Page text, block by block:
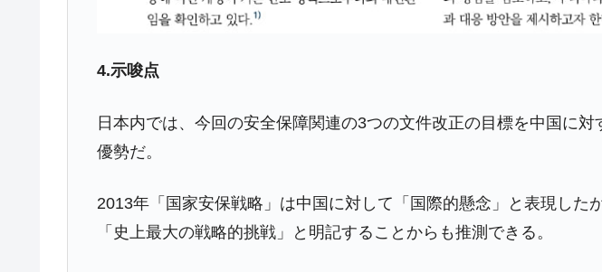
発表から2日で大崩壊、鳴かず飛ばずに終わりそうなスーパーリーグとは？
Fact1 甲子園通算本塁打、最多の清原に次いで多く打っている意外な選手とは？
4.示唆点
日本内では、今回の安全保障関連の3つの文件改正の目標を中国に
優勢だ。
2013年「国家安保戦略」は中国に対して「国際的懸念」と表現した
「史上最大の戦略的挑戦」と明記することからも推測できる。